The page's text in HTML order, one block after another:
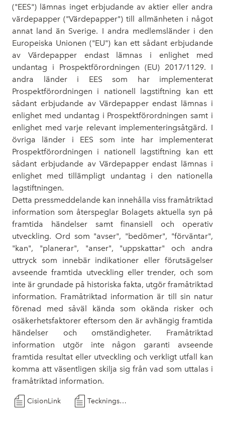
("EES") lämnas inget erbjudande av aktier eller andra
värdepapper ("Värdepapper") till allmänheten i något
annat land än Sverige. I andra medlemsländer i den
Europeiska Unionen ("EU") kan ett sådant erbjudande
av Värdepapper endast lämnas i enlighet med
undantag i Prospektförordningen (EU) 2017/1129. I
andra länder i EES som har implementerat
Prospektförordningen i nationell lagstiftning kan ett
sådant erbjudande av Värdepapper endast lämnas i
enlighet med undantag i Prospektförordningen samt i
enlighet med varje relevant implementeringsåtgärd. I
övriga länder i EES som inte har implementerat
Prospektförordningen i nationell lagstiftning kan ett
sådant erbjudande av Värdepapper endast lämnas i
enlighet med tillämpligt undantag i den nationella
lagstiftningen.
Detta pressmeddelande kan innehålla viss framåtriktad
information som återspeglar Bolagets aktuella syn på
framtida händelser samt finansiell och operativ
utveckling. Ord som "avser", "bedömer", "förväntar",
"kan", "planerar", "anser", "uppskattar" och andra
uttryck som innebär indikationer eller förutsägelser
avseende framtida utveckling eller trender, och som
inte är grundade på historiska fakta, utgör framåtriktad
information. Framåtriktad information är till sin natur
förenad med såväl kända som okända risker och
osäkerhetsfaktorer eftersom den är avhängig framtida
händelser och omständigheter. Framåtriktad
information utgör inte någon garanti avseende
framtida resultat eller utveckling och verkligt utfall kan
komma att väsentligen skilja sig från vad som uttalas i
framåtriktad information.
CisionLink Teckningsperiod inleds_Foretradesemission_221103